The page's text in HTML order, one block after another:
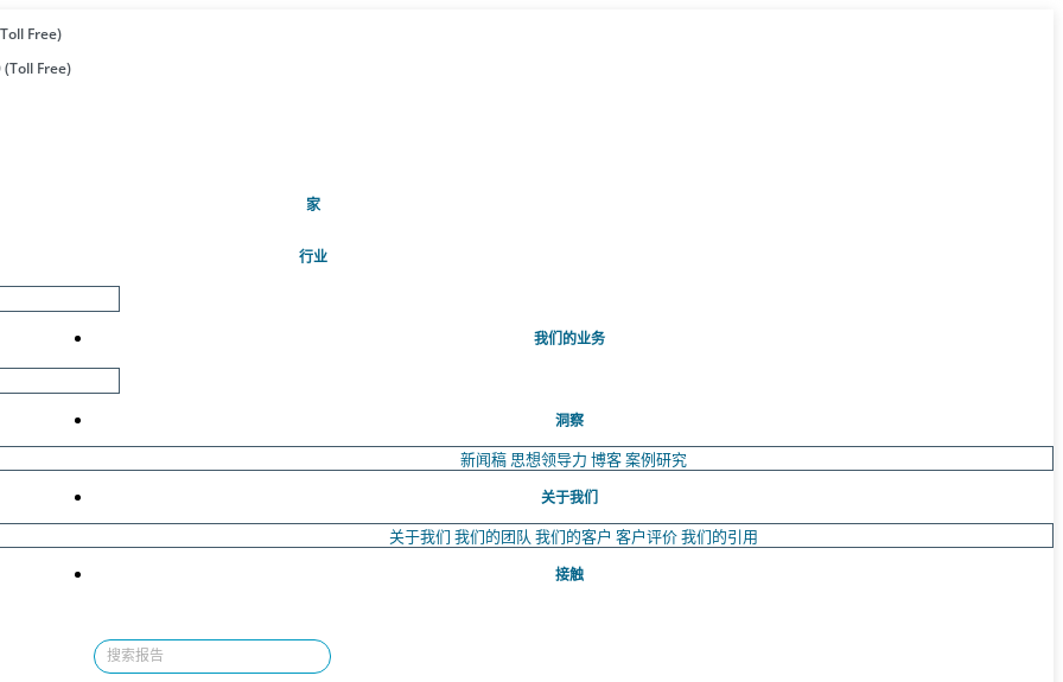
Free)
Free)
家(当前的)
行业
我们的业务
洞察
新闻稿 思想领导力 博客案例研究
关于我们
关于我们 我们的团队 我们的客户 客户评价我们的引用
接触